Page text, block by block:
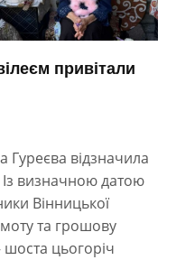
привітали
Гуреєва відзначила
визначною датою
Вінницької
та грошову
шоста цьогоріч